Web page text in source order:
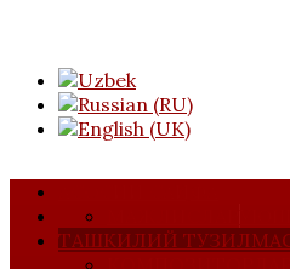
ТАШКИЛИЙ